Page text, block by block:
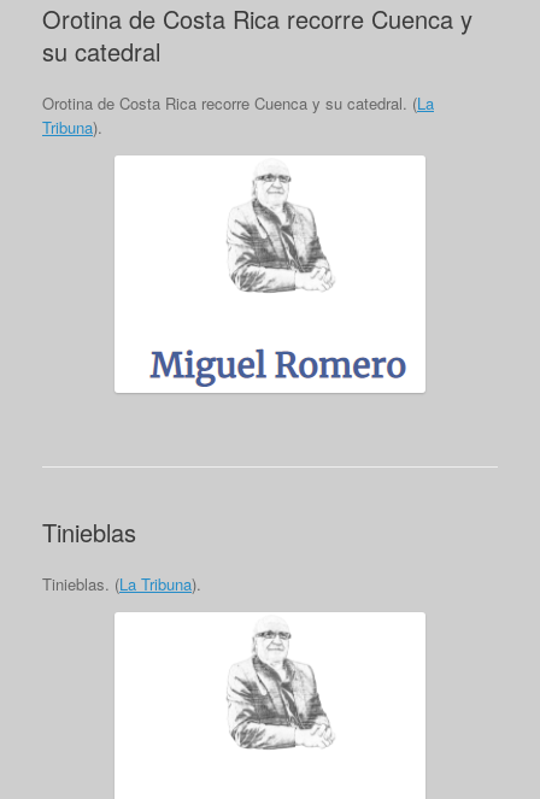
Orotina de Costa Rica recorre Cuenca y
su catedral
Orotina de Costa Rica recorre Cuenca y su catedral. (La
Tribuna).
Tinieblas
Tinieblas. (La Tribuna).